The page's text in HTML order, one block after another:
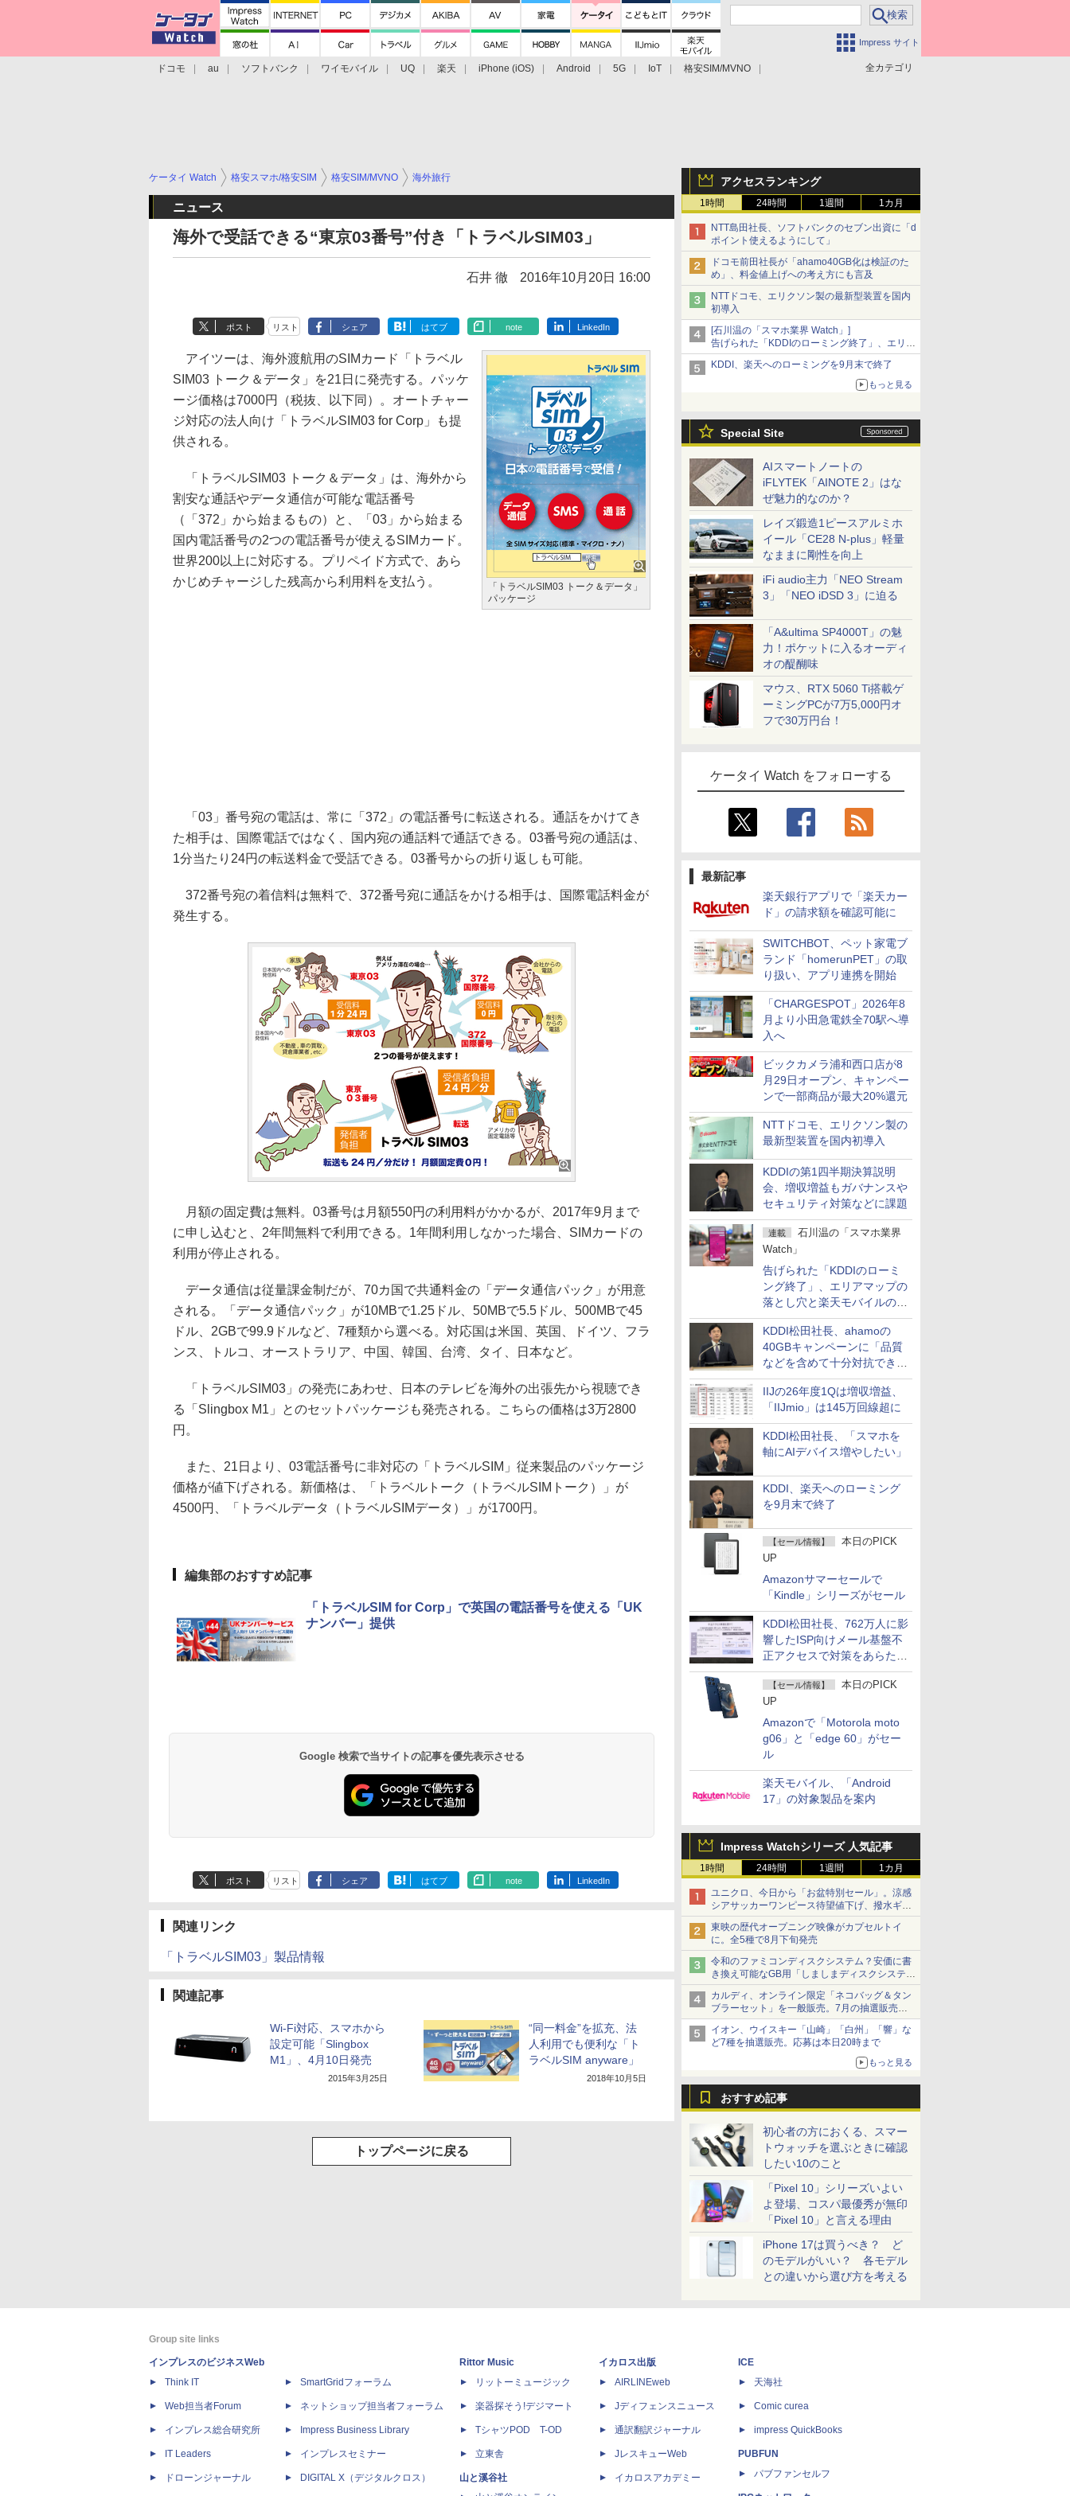
Impress サイト
全カテゴリ
ドコモ au ソフトバンク ワイモバイル UQ 楽天 iPhone (iOS) Android 5G IoT
格安SIM/MVNO
アクセスランキング
1時間 24時間 1週間 1カ月
NTT島田社長、ソフトバンクのセブン出資に「d
ポイント使えるようにして」
ドコモ前田社長が「ahamo40GB化は検証のた
め」、料金値上げへの考え方にも言及
NTTドコモ、エリクソン製の最新型装置を国内
初導入
[石川温の「スマホ業界 Watch」]
告げられた「KDDIのローミング終了」、エリア
マップの落とし穴と楽天モバイルの課題
KDDI、楽天へのローミングを9月末で終了
もっと見る
Special Site
AIスマートノートの
iFLYTEK「AINOTE 2」はな
ぜ魅力的なのか？
レイズ鍛造1ピースアルミホ
イール「CE28 N-plus」軽量
なままに剛性を向上
iFi audio主力「NEO Stream
3」「NEO iDSD 3」に迫る
「A&ultima SP4000T」の魅
力！ポケットに入るオーディ
オの醍醐味
マウス、RTX 5060 Ti搭載ゲ
ーミングPCが7万5,000円オ
フで30万円台！
ケータイ Watch をフォローする
最新記事
楽天銀行アプリで「楽天カー
ド」の請求額を確認可能に
SWITCHBOT、ペット家電ブ
ランド「homerunPET」の取
り扱い、アプリ連携を開始
「CHARGESPOT」2026年8
月より小田急電鉄全70駅へ導
入へ
ビックカメラ浦和西口店が8
月29日オープン、キャンペー
ンで一部商品が最大20%還元
NTTドコモ、エリクソン製の
最新型装置を国内初導入
KDDIの第1四半期決算説明
会、増収増益もガバナンスや
セキュリティ対策などに課題
連載
石川温の「スマホ業界
Watch」
告げられた「KDDIのローミ
ング終了」、エリアマップの
落とし穴と楽天モバイルの課
題
KDDI松田社長、ahamoの
40GBキャンペーンに「品質
などを含めて十分対抗でき
る」
IIJの26年度1Qは増収増益、
「IIJmio」は145万回線超に
KDDI松田社長、「スマホを
軸にAIデバイス増やしたい」
KDDI、楽天へのローミング
を9月末で終了
【セール情報】
本日のPICK
UP
Amazonサマーセールで
「Kindle」シリーズがセール
KDDI松田社長、762万人に影
響したISP向けメール基盤不
正アクセスで対策をあらため
て説明
【セール情報】
本日のPICK
UP
Amazonで「Motorola moto
g06」と「edge 60」がセー
ル
楽天モバイル、「Android
17」の対象製品を案内
Impress Watchシリーズ 人気記事
1時間 24時間 1週間 1カ月
ユニクロ、今日から「お盆特別セール」。涼感
シアサッカーワンピース待望値下げ、撥水ギア
ショーツは1990円に
東映の歴代オープニング映像がカプセルトイ
に。全5種で8月下旬発売
令和のファミコンディスクシステム？安価に書
き換え可能なGB用「しましまディスクシステ
ム」
カルディ、オンライン限定「ネコバッグ＆タン
ブラーセット」を一般販売。7月の抽選販売の
当選無効分
イオン、ウイスキー「山崎」「白州」「響」な
ど7種を抽選販売。応募は本日20時まで
もっと見る
おすすめ記事
初心者の方におくる、スマー
トウォッチを選ぶときに確認
したい10のこと
「Pixel 10」シリーズいよい
よ登場、コスパ最優秀が無印
「Pixel 10」と言える理由
iPhone 17は買うべき？ ど
のモデルがいい？ 各モデル
との違いから選び方を考える
ケータイ Watch 格安スマホ/格安SIM 格安SIM/MVNO 海外旅行
ニュース
海外で受話できる“東京03番号”付き「トラベルSIM03」
石井 徹 2016年10月20日 16:00
ポスト リスト シェア はてブ note LinkedIn
「トラベルSIM03 トーク＆データ」
パッケージ
アイツーは、海外渡航用のSIMカード「トラベル
SIM03 トーク＆データ」を21日に発売する。パッケ
ージ価格は7000円（税抜、以下同）。オートチャー
ジ対応の法人向け「トラベルSIM03 for Corp」も提
供される。
「トラベルSIM03 トーク＆データ」は、海外から
割安な通話やデータ通信が可能な電話番号
（「372」から始まるもの）と、「03」から始まる
国内電話番号の2つの電話番号が使えるSIMカード。
世界200以上に対応する。プリペイド方式で、あら
かじめチャージした残高から利用料を支払う。
「03」番号宛の電話は、常に「372」の電話番号に転送される。通話をかけてき
た相手は、国際電話ではなく、国内宛の通話料で通話できる。03番号宛の通話は、
1分当たり24円の転送料金で受話できる。03番号からの折り返しも可能。
372番号宛の着信料は無料で、372番号宛に通話をかける相手は、国際電話料金が
発生する。
月額の固定費は無料。03番号は月額550円の利用料がかかるが、2017年9月まで
に申し込むと、2年間無料で利用できる。1年間利用しなかった場合、SIMカードの
利用が停止される。
データ通信は従量課金制だが、70カ国で共通料金の「データ通信パック」が用意
される。「データ通信パック」が10MBで1.25ドル、50MBで5.5ドル、500MBで45
ドル、2GBで99.9ドルなど、7種類から選べる。対応国は米国、英国、ドイツ、フラ
ンス、トルコ、オーストラリア、中国、韓国、台湾、タイ、日本など。
「トラベルSIM03」の発売にあわせ、日本のテレビを海外の出張先から視聴でき
る「Slingbox M1」とのセットパッケージも発売される。こちらの価格は3万2800
円。
また、21日より、03電話番号に非対応の「トラベルSIM」従来製品のパッケージ
価格が値下げされる。新価格は、「トラベルトーク（トラベルSIMトーク）」が
4500円、「トラベルデータ（トラベルSIMデータ）」が1700円。
編集部のおすすめ記事
「トラベルSIM for Corp」で英国の電話番号を使える「UK
ナンバー」提供
Google 検索で当サイトの記事を優先表示させる
ポスト リスト シェア はてブ note LinkedIn
関連リンク
「トラベルSIM03」製品情報
関連記事
Wi-Fi対応、スマホから
設定可能「Slingbox
M1」、4月10日発売
2015年3月25日
“同一料金”を拡充、法
人利用でも便利な「ト
ラベルSIM anyware」
2018年10月5日
トップページに戻る
Group site links
インプレスのビジネスWeb
Think IT
Web担当者Forum
インプレス総合研究所
IT Leaders
ドローンジャーナル
SmartGridフォーラム
ネットショップ担当者フォーラム
Impress Business Library
インプレスセミナー
DIGITAL X（デジタルクロス）
Rittor Music
リットーミュージック
楽器探そう!デジマート
TシャツPOD T-OD
立東舎
山と溪谷社
イカロス出版
AIRLINEweb
Jディフェンスニュース
通訳翻訳ジャーナル
JレスキューWeb
イカロスアカデミー
ICE
天海社
Comic curea
impress QuickBooks
PUBFUN
パブファンセルフ